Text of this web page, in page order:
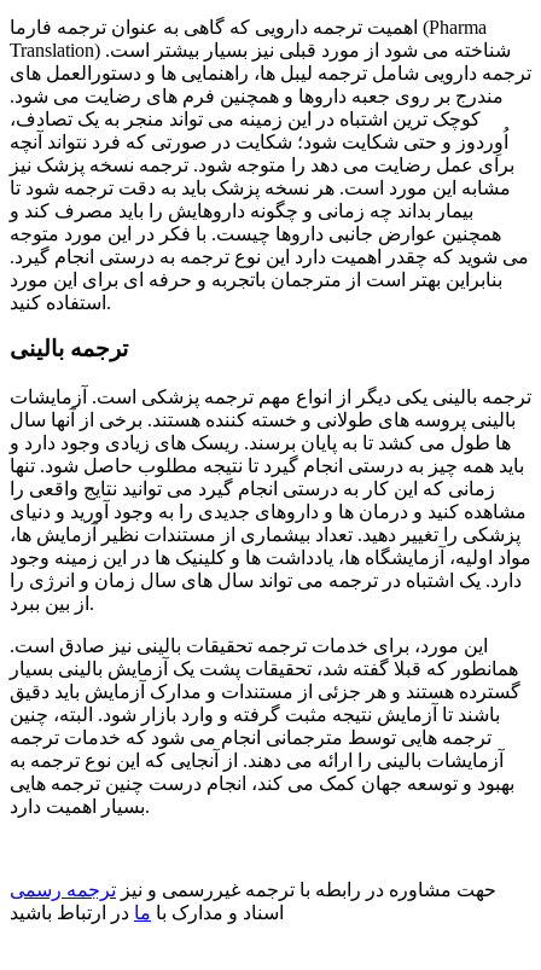
اهمیت ترجمه دارویی که گاهی به عنوان ترجمه فارما (Pharma
Translation) شناخته می شود از مورد قبلی نیز بسیار بیشتر است.
ترجمه دارویی شامل ترجمه لیبل ها، راهنمایی ها و دستورالعمل های
مندرج بر روی جعبه داروها و همچنین فرم های رضایت می شود.
کوچک ترین اشتباه در این زمینه می تواند منجر به یک تصادف،
اُوِردوز و حتی شکایت شود؛ شکایت در صورتی که فرد نتواند آنچه
برای عمل رضایت می دهد را متوجه شود. ترجمه نسخه پزشک نیز
مشابه این مورد است. هر نسخه پزشک باید به دقت ترجمه شود تا
بیمار بداند چه زمانی و چگونه داروهایش را باید مصرف کند و
همچنین عوارض جانبی داروها چیست. با فکر در این مورد متوجه
می شوید که چقدر اهمیت دارد این نوع ترجمه به درستی انجام گیرد.
بنابراین بهتر است از مترجمان باتجربه و حرفه ای برای این مورد
استفاده کنید.
ترجمه بالینی
ترجمه بالینی یکی دیگر از انواع مهم ترجمه پزشکی است. آزمایشات
بالینی پروسه های طولانی و خسته کننده هستند. برخی از آنها سال
ها طول می کشد تا به پایان برسند. ریسک های زیادی وجود دارد و
باید همه چیز به درستی انجام گیرد تا نتیجه مطلوب حاصل شود. تنها
زمانی که این کار به درستی انجام گیرد می توانید نتایج واقعی را
مشاهده کنید و درمان ها و داروهای جدیدی را به وجود آورید و دنیای
پزشکی را تغییر دهید. تعداد بیشماری از مستندات نظیر آزمایش ها،
مواد اولیه، آزمایشگاه ها، یادداشت ها و کلینیک ها در این زمینه وجود
دارد. یک اشتباه در ترجمه می تواند سال های سال زمان و انرژی را
از بین ببرد.
این مورد، برای خدمات ترجمه تحقیقات بالینی نیز صادق است.
همانطور که قبلا گفته شد، تحقیقات پشت یک آزمایش بالینی بسیار
گسترده هستند و هر جزئی از مستندات و مدارک آزمایش باید دقیق
باشند تا آزمایش نتیجه مثبت گرفته و وارد بازار شود. البته، چنین
ترجمه هایی توسط مترجمانی انجام می شود که خدمات ترجمه
آزمایشات بالینی را ارائه می دهند. از آنجایی که این نوع ترجمه به
بهبود و توسعه جهان کمک می کند، انجام درست چنین ترجمه هایی
بسیار اهمیت دارد.
حهت مشاوره در رابطه با ترجمه غیررسمی و نیز ترجمه رسمی
اسناد و مدارک با ما در ارتباط باشید